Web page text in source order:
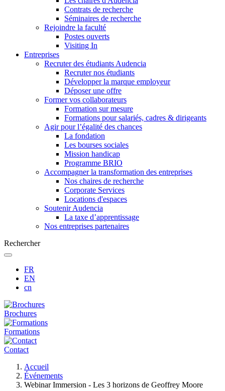
Contrats de recherche
Séminaires de recherche
Rejoindre la faculté
Postes ouverts
Visiting In
Entreprises
Recruter des étudiants Audencia
Recruter nos étudiants
Développer la marque employeur
Déposer une offre
Former vos collaborateurs
Formation sur mesure
Formations pour salariés, cadres & dirigeants
Agir pour l’égalité des chances
La fondation
Les bourses sociales
Mission handicap
Programme BRIO
Accompagner la transformation des entreprises
Nos chaires de recherche
Corporate Services
Locations d'espaces
Soutenir Audencia
La taxe d’apprentissage
Nos entreprises partenaires
Rechercher
FR
EN
cn
Brochures
Formations
Contact
d'Ariane
Accueil
Événements
Webinar Immersion - Les 3 horizons de Geoffrey Moore